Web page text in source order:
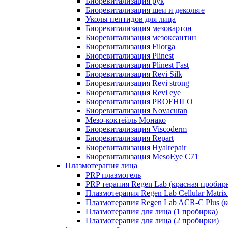
Биоревитализация шеи и декольте
Уколы пептидов для лица
Биоревитализация мезовартон
Биоревитализация мезоксантин
Биоревитализация Filorga
Биоревитализация Plinest
Биоревитализация Plinest Fast
Биоревитализация Revi Silk
Биоревитализация Revi strong
Биоревитализация Revi eye
Биоревитализация PROFHILO
Биоревитализация Novacutan
Мезо-коктейль Монако
Биоревитализация Viscoderm
Биоревитализация Repart
Биоревитализация Hyalrepair
Биоревитализация MesoEye C71
Плазмотерапия лица
PRP плазмогель
PRP терапия Regen Lab (красная
Плазмотерапия Regen Lab Cellular
Плазмотерапия Regen Lab ACR-C Plus
Плазмотерапия для лица (1 пробирка)
Плазмотерапия для лица (2 пробирки)